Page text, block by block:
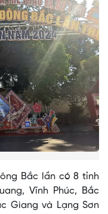
Bắc lần có 8 tỉnh
Vĩnh Phúc, Bắc
Giang và Lạng Sơn